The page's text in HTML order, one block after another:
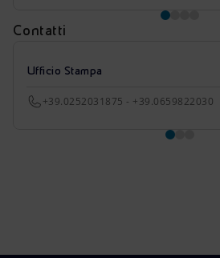
Contatti
Ufficio Stampa
+39.0252031875 - +39.0659822030